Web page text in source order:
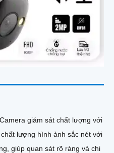
giám sát chất lượng với
giúp quan sát rõ ràng và chi